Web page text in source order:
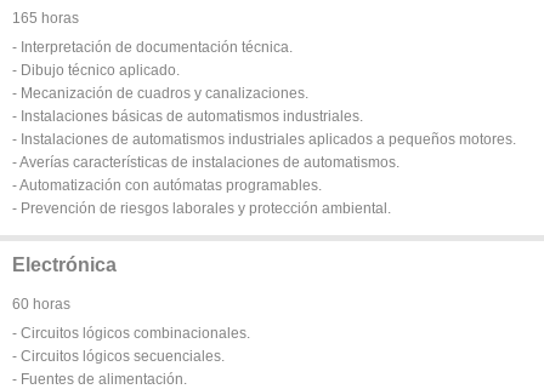
165 horas
- Interpretación de documentación técnica.
- Dibujo técnico aplicado.
- Mecanización de cuadros y canalizaciones.
- Instalaciones básicas de automatismos industriales.
- Instalaciones de automatismos industriales aplicados a pequeños motores.
- Averías características de instalaciones de automatismos.
- Automatización con autómatas programables.
- Prevención de riesgos laborales y protección ambiental.
Electrónica
60 horas
- Circuitos lógicos combinacionales.
- Circuitos lógicos secuenciales.
- Fuentes de alimentación.